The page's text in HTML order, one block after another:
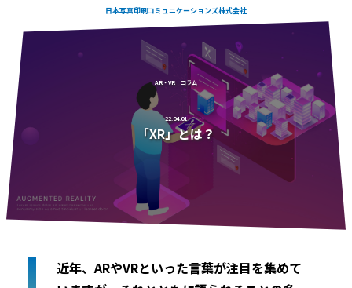
日本写真印刷コミュニケーションズ株式会社
AR・VR｜コラム
22.04.01
「XR」とは？
近年、ARやVRといった言葉が注目を集めて